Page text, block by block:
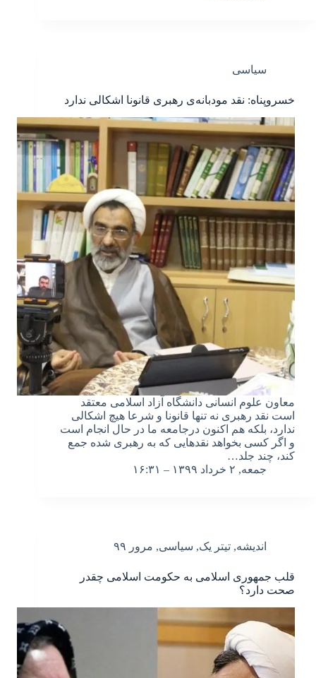
سیاسی
خسروپناه: نقد مودبانه‌ی رهبری قانونا اشکالی ندارد
معاون علوم انسانی دانشگاه آزاد اسلامی معتقد
است نقد رهبری نه تنها قانونا و شرعا هیچ اشکالی
ندارد، بلکه هم اکنون درجامعه ما در حال انجام است
و اگر کسی بخواهد نقدهایی که به رهبری شده جمع
کند، چند جلد…
جمعه, ۲ خرداد ۱۳۹۹ – ۱۶:۳۱
اندیشه, تیتر یک, سیاسی, مرور ۹۹
قلب جمهوری اسلامی به حکومت اسلامی چقدر
صحت دارد؟